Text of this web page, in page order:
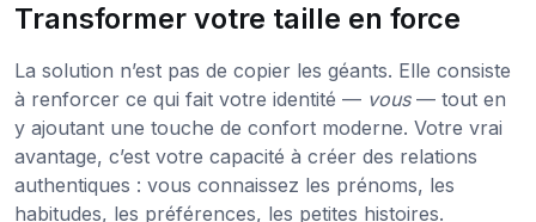
Transformer votre taille en force
La solution n’est pas de copier les géants. Elle consiste
à renforcer ce qui fait votre identité — vous— tout en
y ajoutant une touche de confort moderne. Votre vrai
avantage, c’est votre capacité à créer des relations
authentiques : vous connaissez les prénoms, les
habitudes, les préférences, les petites histoires.